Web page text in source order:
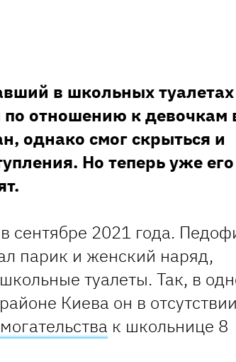
в школьных туалетах
отношению к девочкам
однако смог скрыться и
Но теперь уже его
сентябре 2021 года.
парик и женский наряд,
туалеты. Так, в
Киева он в отсутствии
к школьнице 8